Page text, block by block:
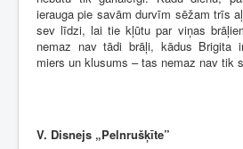
ierauga pie savām durvīm sēžam trīs
sev līdzi, lai tie kļūtu par viņas
nemaz nav tādi brāļi, kādus Brigita
miers un klusums – tas nemaz nav tik
V. Disnejs „Pelnrušķīte”